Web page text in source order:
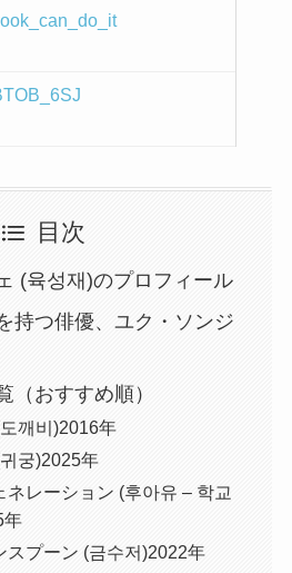
目次
(육성재)のプロフィール
持つ俳優、ユク・ソンジ
（おすすめ順）
깨비)2016年
궁)2025年
ネレーション (후아유 – 학교
年
スプーン (금수저)2022年